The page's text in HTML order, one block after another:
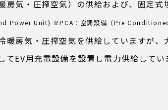
房気・圧搾空気）の供給および、固定
Power Unit) ※PCA：空調設備（Pre
暖房気・圧搾空気を供給していますが、
EV用充電設備を設置し電力供給してい